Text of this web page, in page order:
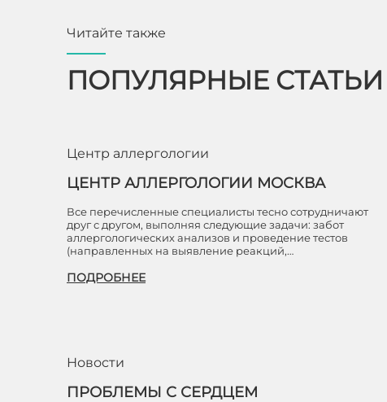
Читайте также
ПОПУЛЯРНЫЕ СТАТЬИ
Центр аллергологии
ЦЕНТР АЛЛЕРГОЛОГИИ МОСКВА
Все перечисленные специалисты тесно сотрудничают
друг с другом, выполняя следующие задачи: забот
аллергологических анализов и проведение тестов
(направленных на выявление реакций,…
ПОДРОБНЕЕ
Новости
ПРОБЛЕМЫ С СЕРДЦЕМ